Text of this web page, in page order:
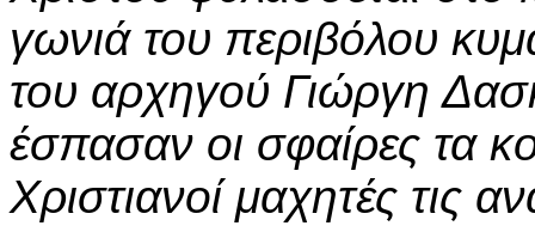
γωνιά του περιβόλου
του αρχηγού Γιώργη
έσπασαν οι σφαίρες τα
Χριστιανοί μαχητές τις